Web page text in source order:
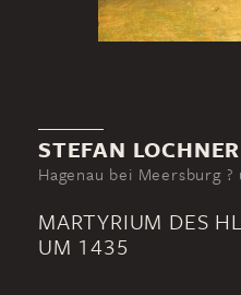
STEFAN LOCHNER
Hagenau bei Meersburg
MARTYRIUM DES
UM 1435